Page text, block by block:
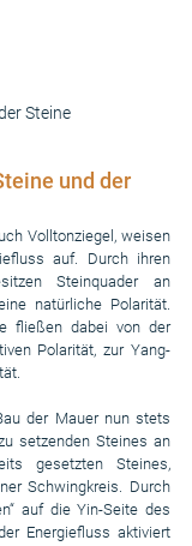
Steine
und der
Volltonziegel, weisen
auf. Durch ihren
Steinquader an
natürliche Polarität.
fließen dabei von der
Polarität, zur Yang-
der Mauer nun stets
setzenden Steines an
gesetzten Steines,
Schwingkreis. Durch
auf die Yin-Seite des
Energiefluss aktiviert